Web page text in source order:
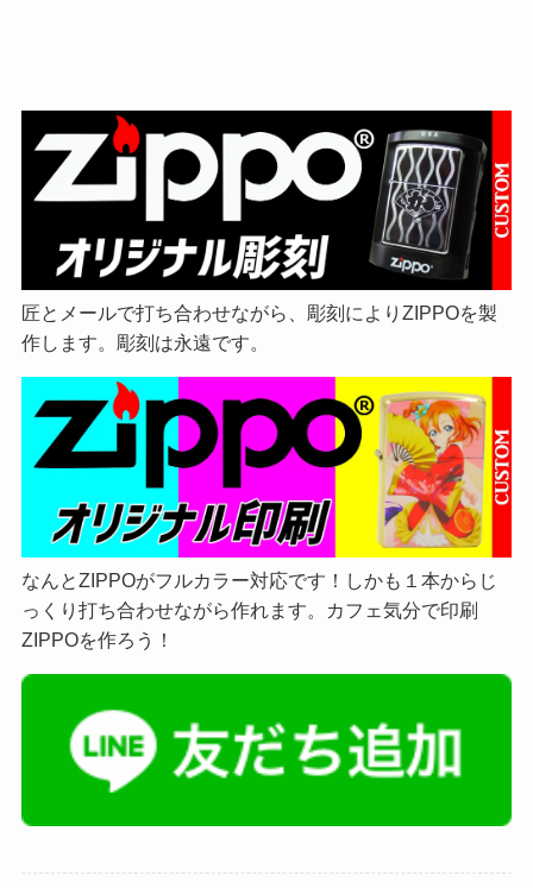
匠とメールで打ち合わせながら、彫刻によりZIPPOを製
作します。彫刻は永遠です。
なんとZIPPOがフルカラー対応です！しかも１本からじ
っくり打ち合わせながら作れます。カフェ気分で印刷
ZIPPOを作ろう！